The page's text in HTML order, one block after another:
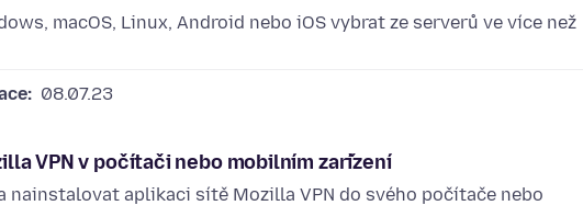
macOS, Linux, Android nebo iOS vybrat ze serverů ve více než
08.07.23
VPN v počítači nebo mobilním zařízení
nainstalovat aplikaci sítě Mozilla VPN do svého počítače nebo